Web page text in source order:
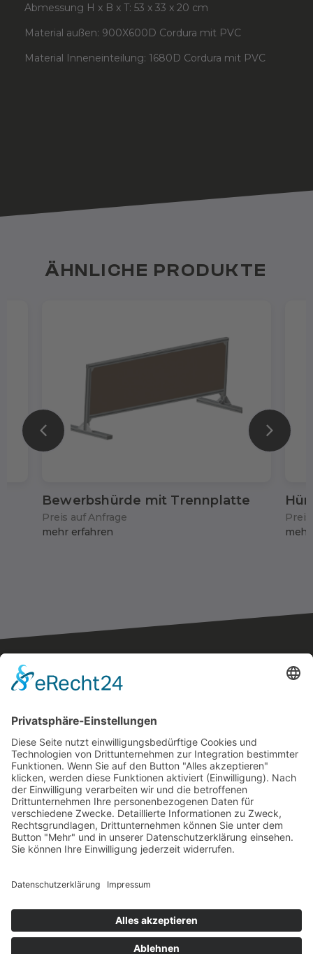
Abmessung H x B x T: 53 x 33 x 20 cm
Material außen: 900X600D Cordura mit PVC
Material Inneneinteilung: 1680D Cordura mit PVC
ÄHNLICHE PRODUKTE
Bewerbshürde mit Trennplatte
Preis auf Anfrage
mehr erfahren
Der originale Kärntner
office@feuerwehrausstatter.at
+43 (0) 676 36 81 002
Rumpold Handels GesmbH
9020 Klagenfurt
Durchlaßstraße 42
Austria
© 2023 Rumpold Handels GesmbH
Powered by
Creativomedia GmbH